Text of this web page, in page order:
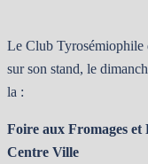
Le Club Tyrosémiophile
sur son stand, le
la :
Foire aux Fromages
Centre Ville